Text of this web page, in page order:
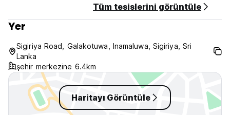
Tüm tesislerini görüntüle
Yer
Sigiriya Road, Galakotuwa, Inamaluwa, Sigiriya, Sri
Lanka
şehir merkezine 6.4km
Haritayı Görüntüle